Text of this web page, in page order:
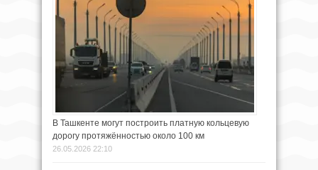
В Ташкенте могут построить платную кольцевую
дорогу протяжённостью около 100 км
26.05.2026 22:10